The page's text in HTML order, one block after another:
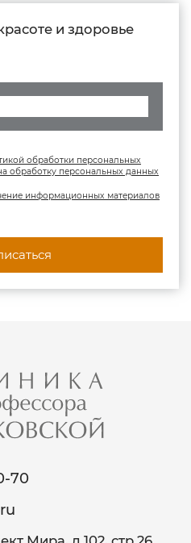
и здоровье
обработки персональных
обработку персональных данных
информационных материалов
70